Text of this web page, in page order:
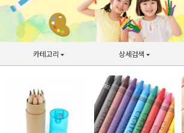
카테고리 상세검색